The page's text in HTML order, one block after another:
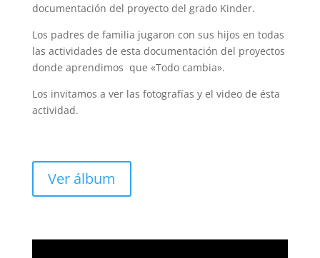
documentación del proyecto del grado Kinder.
Los padres de familia jugaron con sus hijos en todas
las actividades de esta documentación del proyectos
donde aprendimos que «Todo cambia».
Los invitamos a ver las fotografías y el video de ésta
actividad.
Ver álbum